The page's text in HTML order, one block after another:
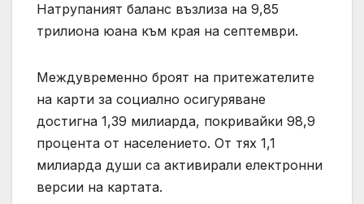
Натрупаният баланс възлиза на 9,85
трилиона юана към края на септември.
Междувременно броят на притежателите
на карти за социално осигуряване
достигна 1,39 милиарда, покривайки 98,9
процента от населението. От тях 1,1
милиарда души са активирали електронни
версии на картата.